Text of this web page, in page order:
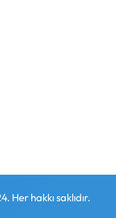
hakkı saklıdır.